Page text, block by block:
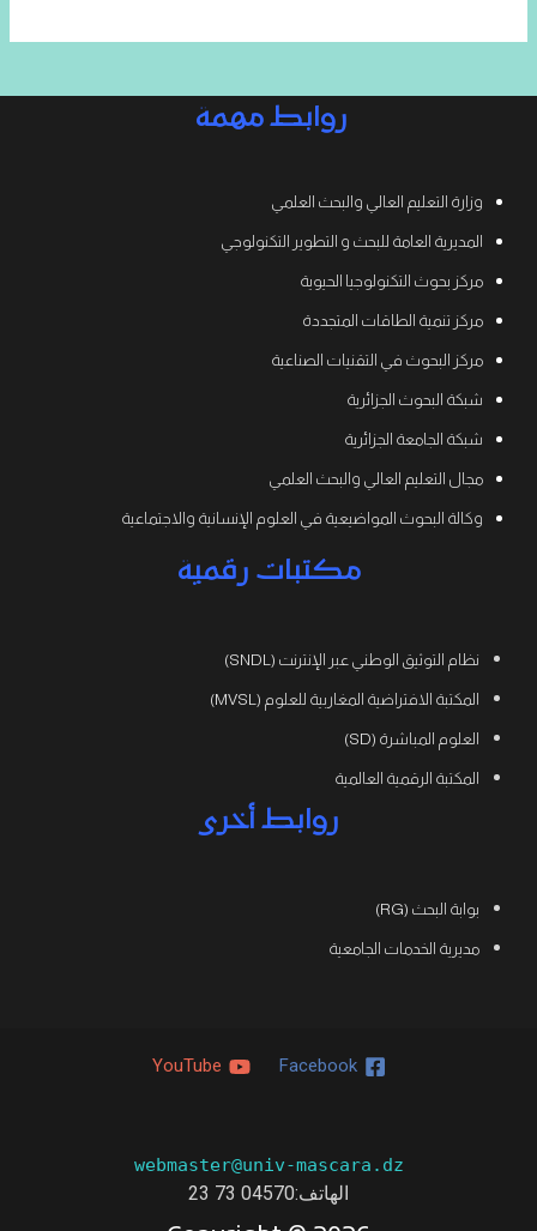
روابط مهمة
وزارة التعليم العالي والبحث العلمي
المديرية العامة للبحث و التطوير التكنولوجي
مركز بحوث التكنولوجيا الحيوية
مركز تنمية الطاقات المتجددة
مركز البحوث في التقنيات الصناعية
شبكة البحوث الجزائرية
شبكة الجامعة الجزائرية
مجال التعليم العالي والبحث العلمي
وكالة البحوث المواضيعية في العلوم الإنسانية والاجتماعية
مكتبات رقمية
نظام التوثيق الوطني عبر الإنترنت (SNDL)
المكتبة الافتراضية المغاربية للعلوم (MVSL)
العلوم المباشرة (SD)
المكتبة الرقمية العالمية
روابط أخرى
بوابة البحث (RG)
مديرية الخدمات الجامعية
Facebook
YouTube
webmaster@univ-mascara.dz
الهاتف:04570 73 23